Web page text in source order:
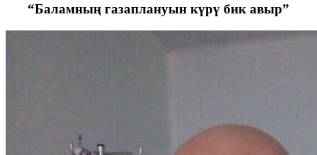
“Баламның газаплануын күрү бик авыр”